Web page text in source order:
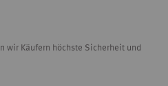
wir Käufern höchste Sicherheit und